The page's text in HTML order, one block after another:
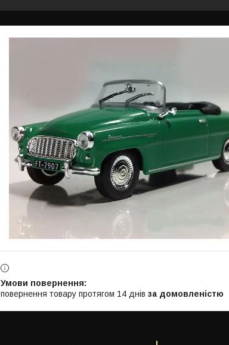
повернення товару протягом 14 днів за домовленістю